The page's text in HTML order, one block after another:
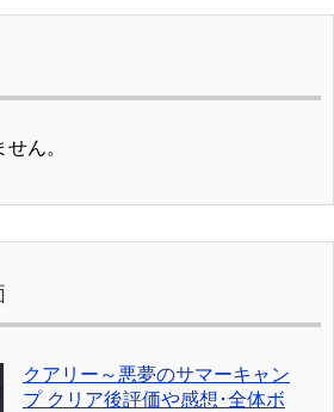
ん。
クアリー～悪夢のサマーキャン
プ クリア後評価や感想･全体ボ